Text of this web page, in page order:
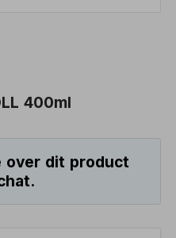
400ml
over dit product